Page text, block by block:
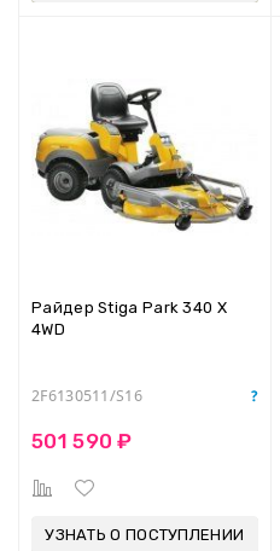
Райдер Stiga Park 340 X
4WD
2F6130511/S16
501 590 ₽
УЗНАТЬ О ПОСТУПЛЕНИИ